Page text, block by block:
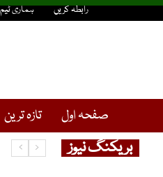
رابطہ کریں ہماری ٹیم
صفحہ اول تازہ ترین
بریکنگ نیوز